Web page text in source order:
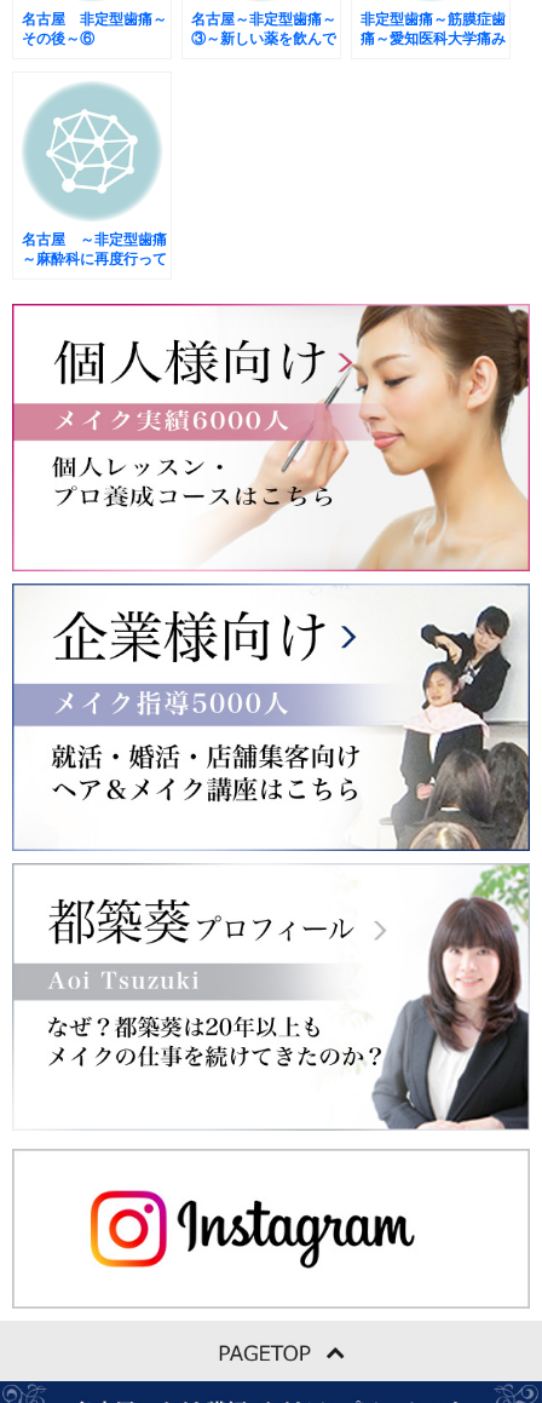
名古屋 非定型歯痛～
その後～⑥
名古屋～非定型歯痛～
③～新しい薬を飲んで
非定型歯痛～筋膜症歯
痛～愛知医科大学痛み
名古屋 ～非定型歯痛
～麻酔科に再度行って